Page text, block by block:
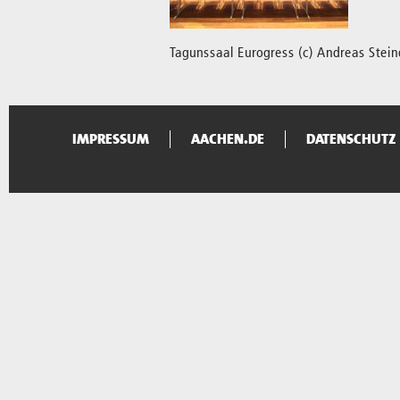
Tagunssaal Eurogress (c) Andreas
IMPRESSUM AACHEN.DE DATENSCHUTZ